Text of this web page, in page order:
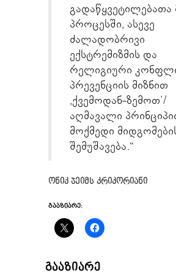
გადაწყვეტილებათა
პროცესში, ასევე
ძალადობრივი
ექსტრემიზმის და
რელიგიური
პრევენციის მიზნით
,ქვემოდან-ზემოთ’/
აღმავალი
მოქმედი
შემუშავება.“
ონიკ ჯეიმს კრიკორიანი
ᲒᲐᲐᲖᲘᲐᲠᲔ:
ᲒᲐᲐᲖᲘᲐᲠᲔ